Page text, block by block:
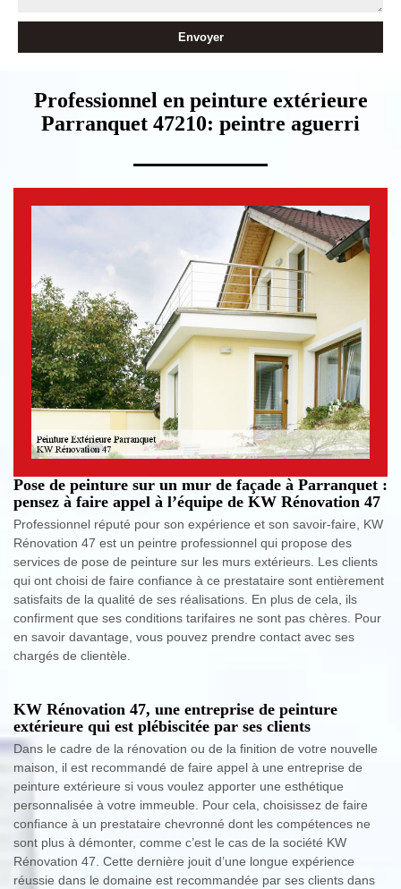
Professionnel en peinture extérieure
Parranquet 47210: peintre aguerri
Pose de peinture sur un mur de façade à Parranquet :
pensez à faire appel à l’équipe de KW Rénovation 47
Professionnel réputé pour son expérience et son savoir-faire, KW
Rénovation 47 est un peintre professionnel qui propose des
services de pose de peinture sur les murs extérieurs. Les clients
qui ont choisi de faire confiance à ce prestataire sont entièrement
satisfaits de la qualité de ses réalisations. En plus de cela, ils
confirment que ses conditions tarifaires ne sont pas chères. Pour
en savoir davantage, vous pouvez prendre contact avec ses
chargés de clientèle.
KW Rénovation 47, une entreprise de peinture
extérieure qui est plébiscitée par ses clients
Dans le cadre de la rénovation ou de la finition de votre nouvelle
maison, il est recommandé de faire appel à une entreprise de
peinture extérieure si vous voulez apporter une esthétique
personnalisée à votre immeuble. Pour cela, choisissez de faire
confiance à un prestataire chevronné dont les compétences ne
sont plus à démonter, comme c’est le cas de la société KW
Rénovation 47. Cette dernière jouit d’une longue expérience
réussie dans le domaine est recommandée par ses clients dans